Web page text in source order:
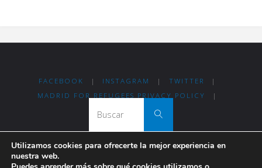
FACEBOOK | INSTAGRAM | TWITTER
|
MADRID FOR REFUGEES PRIVACY POLICY
|
Buscar
Utilizamos cookies para ofrecerte la mejor experiencia en
nuestra web.